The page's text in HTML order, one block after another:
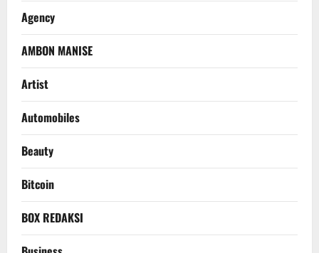
Agency
AMBON MANISE
Artist
Automobiles
Beauty
Bitcoin
BOX REDAKSI